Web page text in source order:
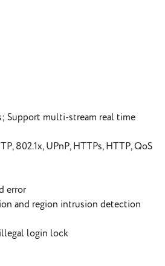
Support multi-stream real time
802.1x, UPnP, HTTPs, HTTP, QoS
error
and region intrusion detection
login lock